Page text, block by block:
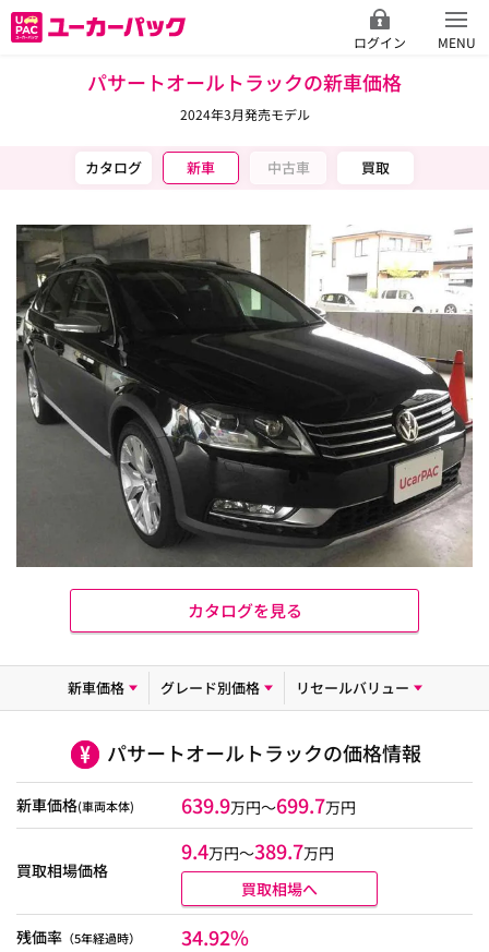
ログイン MENU
パサートオールトラックの新車価格
2024年3月発売モデル
カタログ 新車 中古車 買取
カタログを見る
新車価格 グレード別価格 リセールバリュー
パサートオールトラックの価格情報
新車価格(車両本体) 639.9万円～699.7万円
買取相場価格
9.4万円〜389.7万円
買取相場へ
残価率 （5年経過時） 34.92%